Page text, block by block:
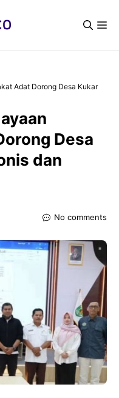
Adat Dorong Desa Kukar
Desa
dan
No comments